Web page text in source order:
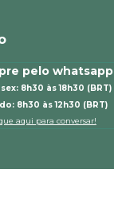
pelo whatsapp
8h30 às 18h30 (BRT)
8h30 às 12h30 (BRT)
aqui para conversar!